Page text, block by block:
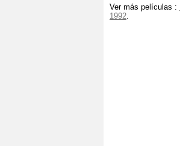
Ver más películas :
1992.